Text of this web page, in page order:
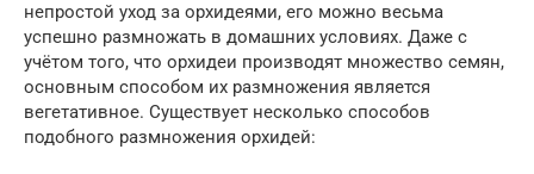
непростой уход за орхидеями, его можно весьма
успешно размножать в домашних условиях. Даже с
учётом того, что орхидеи производят множество семян,
основным способом их размножения является
вегетативное. Существует несколько способов
подобного размножения орхидей: